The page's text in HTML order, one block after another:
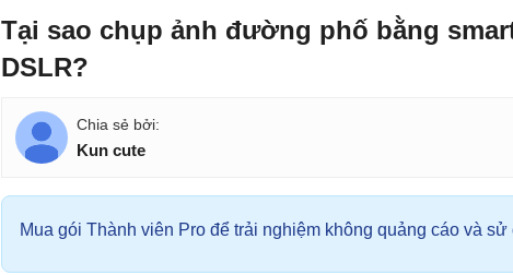
Tại sao chụp ảnh đường phố bằng
DSLR?
Kun cute
Mua gói Thành viên Pro để trải nghiệm không quảng cáo và sử